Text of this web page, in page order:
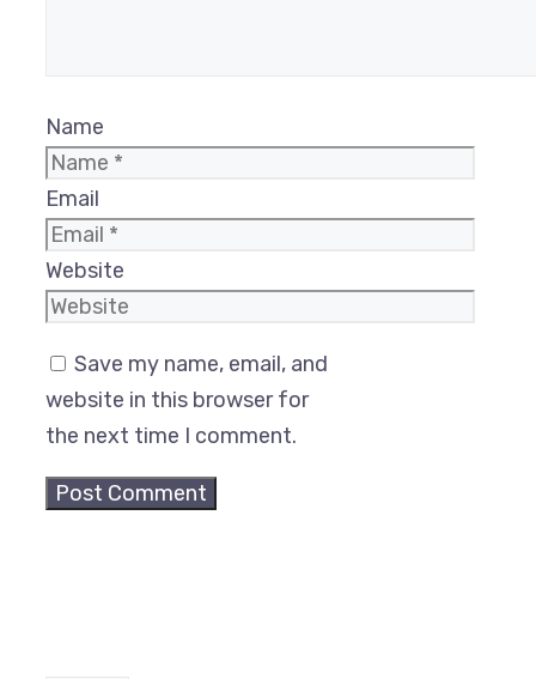
Name
Email
Website
Save my name, email, and
website in this browser for
the next time I comment.